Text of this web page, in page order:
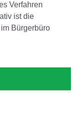
Verfahren
ist die
Bürgerbüro